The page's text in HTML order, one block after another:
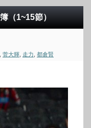
（1~15節）
菅大輝 走力 都倉賢